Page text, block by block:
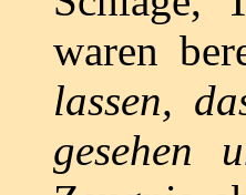
waren
lassen,
gesehen